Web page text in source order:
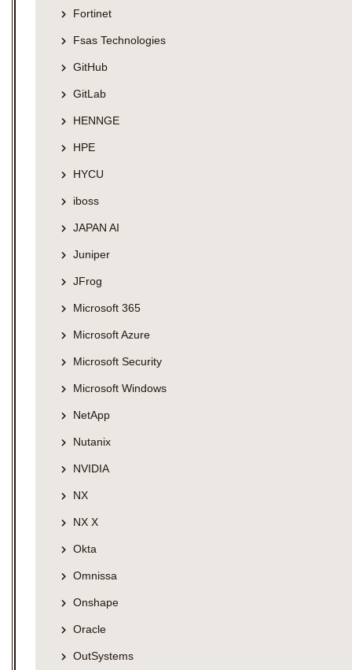
Fortinet
Fsas Technologies
GitHub
GitLab
HENNGE
HPE
HYCU
iboss
JAPAN AI
Juniper
JFrog
Microsoft 365
Microsoft Azure
Microsoft Security
Microsoft Windows
NetApp
Nutanix
NVIDIA
NX
NX X
Okta
Omnissa
Onshape
Oracle
OutSystems